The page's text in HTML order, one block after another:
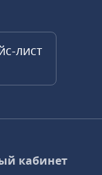
лист
кабинет